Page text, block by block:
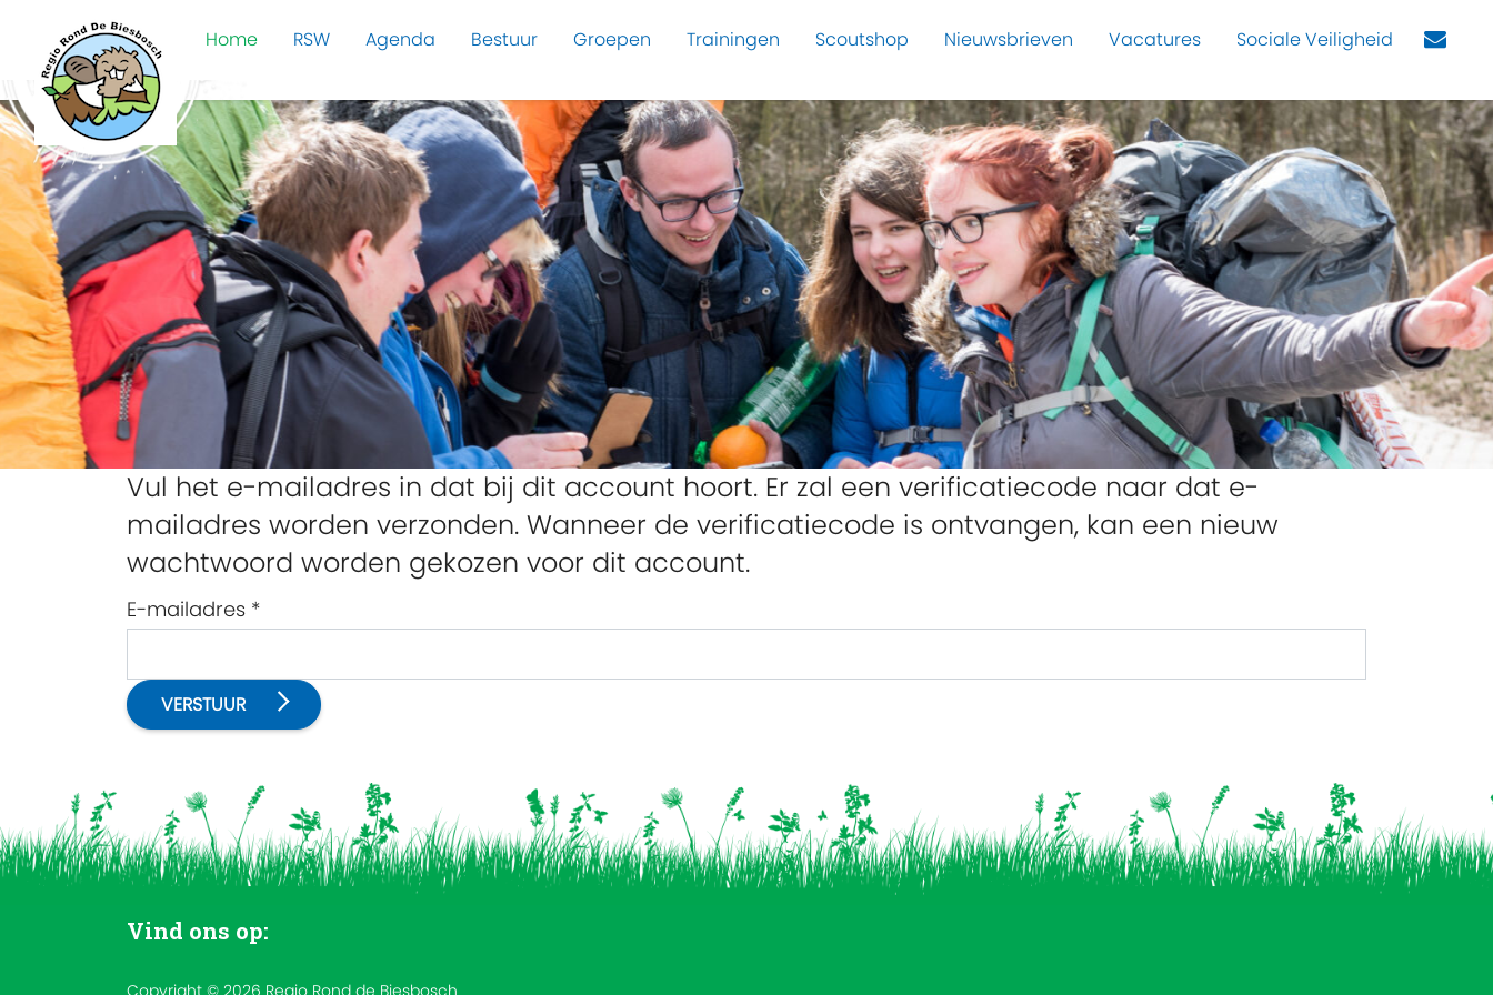
Home RSW Agenda Bestuur Groepen Trainingen Scoutshop Nieuwsbrieven Vacatures Sociale Veiligheid
Vul het e-mailadres in dat bij dit account hoort. Er zal een verificatiecode naar dat e-
mailadres worden verzonden. Wanneer de verificatiecode is ontvangen, kan een nieuw
wachtwoord worden gekozen voor dit account.
E-mailadres *
VERSTUUR
Vind ons op: